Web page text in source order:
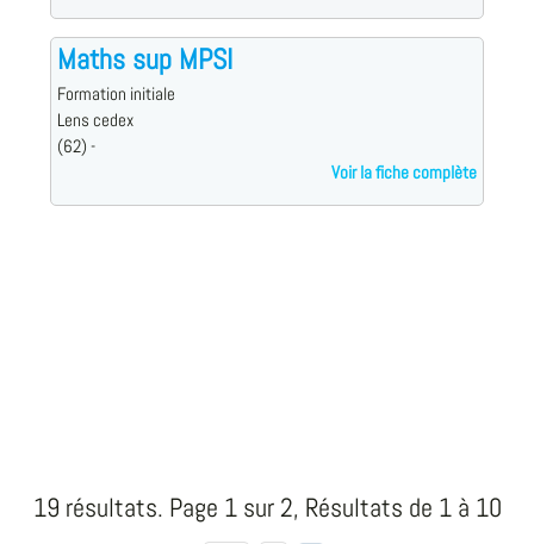
Maths sup MPSI
Formation initiale
Lens cedex
(62) -
Voir la fiche complète
19 résultats. Page 1 sur 2, Résultats de 1 à 10